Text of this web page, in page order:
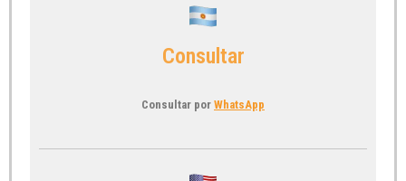
Consultar
Consultar por WhatsApp